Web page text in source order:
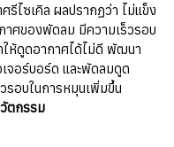
รีไซเคิล ผลปรากฏว่า ไม่แข็ง
าศของพัดลม มีความเร็วรอบ
ให้ดูดอากาศได้ไม่ดี พัฒนา
จอร์บอร์ด และพัดลมดูด
รอบในการหมุนเพิ่มขึ้น
ตกรรม